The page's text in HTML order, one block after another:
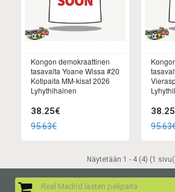
Kongon demokraattinen
tasavalta Yoane Wissa #20
Kotipaita MM-kisat 2026
Lyhythihainen
38.25€
95.63€
Näytetään 1 - 4 (4) (1
Real Madrid lasten pelipaita